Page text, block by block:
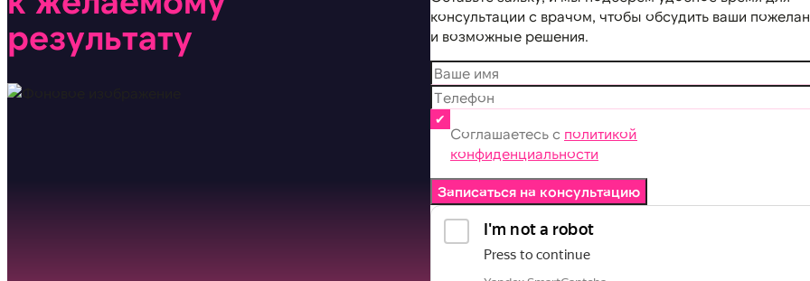
результату
консультации с врачом, чтобы обсудить ваши
и возможные решения.
Соглашаетесь с политикой
конфиденциальности
Записаться на консультацию